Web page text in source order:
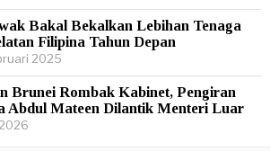
Bakal Bekalkan Lebihan Tenaga
Filipina Tahun Depan
2025
Brunei Rombak Kabinet, Pengiran
Abdul Mateen Dilantik Menteri Luar